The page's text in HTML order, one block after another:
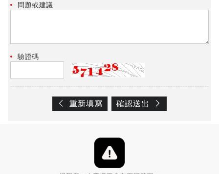
問題或建議
驗證碼
重新填寫 確認送出